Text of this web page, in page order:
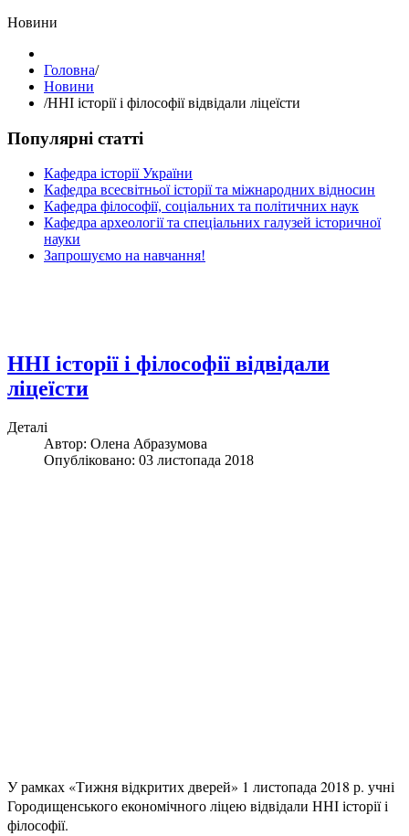
Hовини
Головна/
Hовини
/ННІ історії і філософії відвідали ліцеїсти
Популярні статті
Кафедра історії України
Кафедра всесвітньої історії та міжнародних відносин
Кафедра філософії, соціальних та політичних наук
Кафедра археології та спеціальних галузей історичної
науки
Запрошуємо на навчання!
ННІ історії і філософії відвідали
ліцеїсти
Деталі
Автор: Олена Абразумова
Опубліковано: 03 листопада 2018
У рамках «Тижня відкритих дверей» 1 листопада 2018 р. учні
Городищенського економічного ліцею відвідали ННІ історії і
філософії.